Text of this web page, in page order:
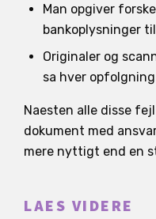
Man opgiver
bankoplysninger
Originaler og
sa hver
Naesten alle disse
dokument med
mere nyttigt end en
LAES VIDERE